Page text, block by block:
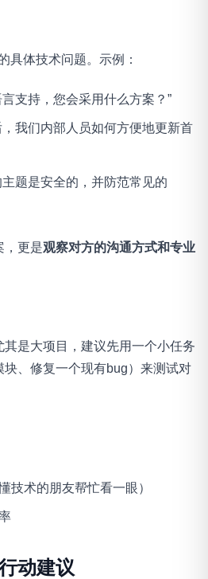
具体技术问题。示例：
支持，您会采用什么方案？”
我们内部人员如何方便地更新首
题是安全的，并防范常见的
，更是观察对方的沟通方式和专业
是大项目，建议先用一个小任务
块、修复一个现有bug）来测试对
技术的朋友帮忙看一眼）
动建议